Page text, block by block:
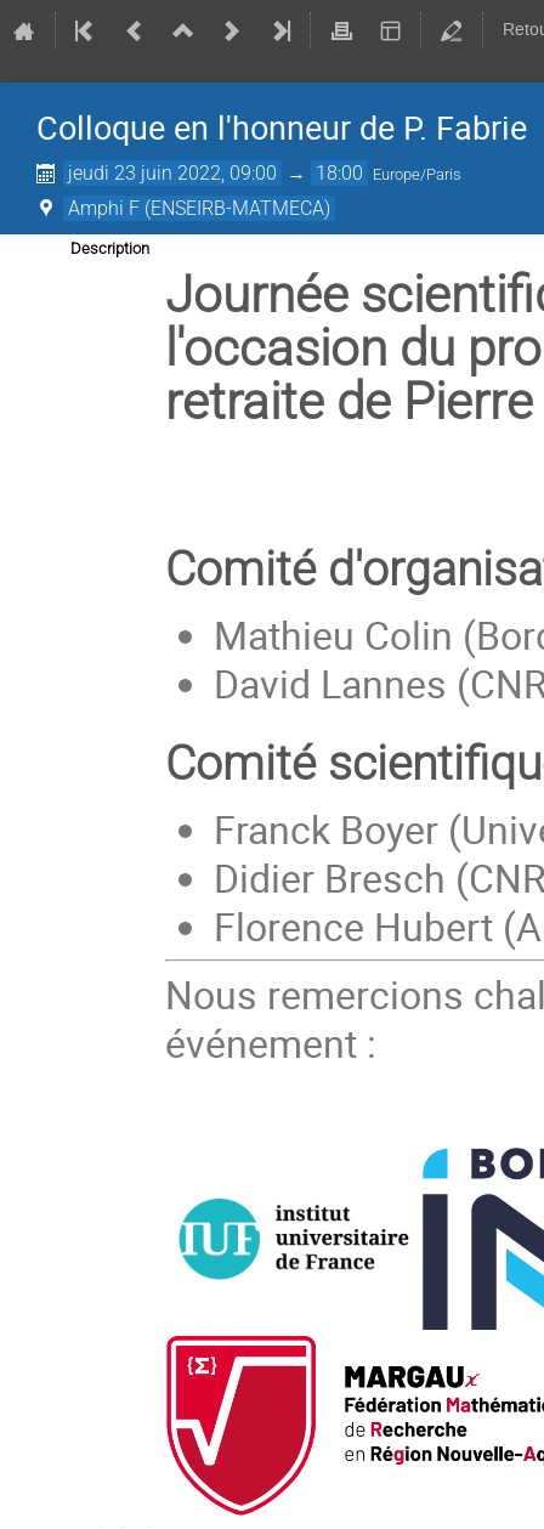
Colloque en l'honneur de P. Fabrie
jeudi 23 juin 2022, 09:00 → 18:00 Europe/Paris
Amphi F (ENSEIRB-MATMECA)
Description
Journée
l'occasion du
retraite de
Comité
Mathieu Colin
David Lannes
Comité
Franck Boyer
Didier Bresch
Florence Hubert
Nous remercions
événement :